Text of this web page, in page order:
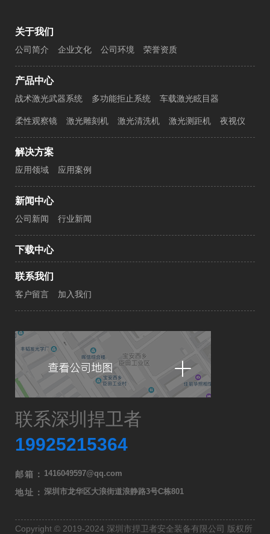
关于我们
公司简介 企业文化 公司环境 荣誉资质
产品中心
战术激光武器系统 多功能拒止系统 车载激光眩目器
柔性观察镜 激光雕刻机 激光清洗机 激光测距机 夜视仪
解决方案
应用领域 应用案例
新闻中心
公司新闻 行业新闻
下载中心
联系我们
客户留言 加入我们
联系深圳捍卫者
19925215364
邮箱： 1416049597@qq.com
地址： 深圳市龙华区大浪街道浪静路3号C栋801
Copyright © 2019-2024 深圳市捍卫者安全装备有限公司 版权所